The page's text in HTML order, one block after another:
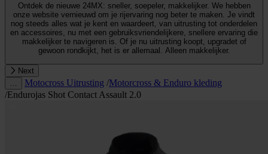
Ontdek de nieuwe 24MX: sneller, soepeler, makkelijker. We hebben
onze website vernieuwd om je rijervaring nog beter te maken. Je vindt
nog steeds alles wat je kent en waardeert, van uitrusting tot onderdelen
en accessoires, nu met een gebruiksvriendelijkere, snellere ervaring die
makkelijker te navigeren is. Of je nu uitrusting koopt, upgradet of
gewoon rondkijkt, het is er allemaal. Alleen makkelijker.
Next
Motocross Uitrusting /Motorcross & Enduro kleding
/Endurojas Shot Contact Assault 2.0